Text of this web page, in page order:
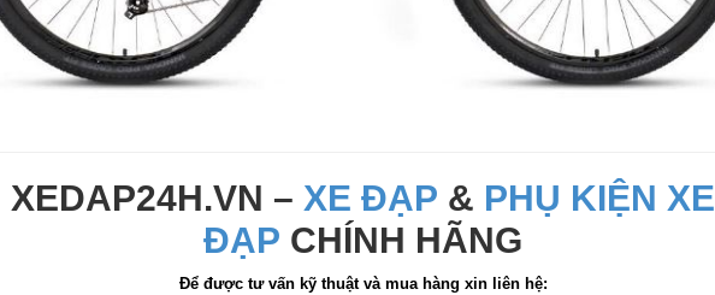
XEDAP24H.VN – XE ĐẠP & PHỤ KIỆN XE
ĐẠP CHÍNH HÃNG
Để được tư vấn kỹ thuật và mua hàng xin liên hệ: